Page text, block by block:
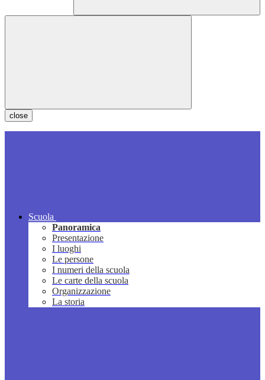
close
Scuola
Panoramica
Presentazione
I luoghi
Le persone
I numeri della scuola
Le carte della scuola
Organizzazione
La storia